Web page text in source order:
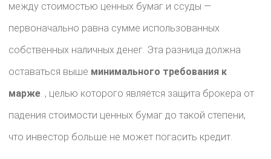
между стоимостью ценных бумаг и ссуды —
первоначально равна сумме использованных
собственных наличных денег. Эта разница должна
оставаться выше минимального требования к
марже. , целью которого является защита брокера от
падения стоимости ценных бумаг до такой степени,
что инвестор больше не может погасить кредит.